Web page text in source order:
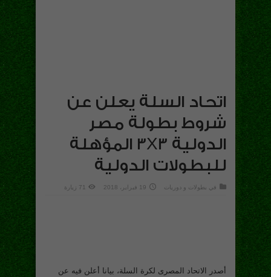
اتحاد السلة يعلن عن
شروط بطولة مصر
الدولية 3X3 المؤهلة
للبطولات الدولية
في بطولات و دوريات 19 فبراير، 2018 71 زيارة
أصدر الاتحاد المصرى لكرة السلة، بيانا أعلن فيه عن